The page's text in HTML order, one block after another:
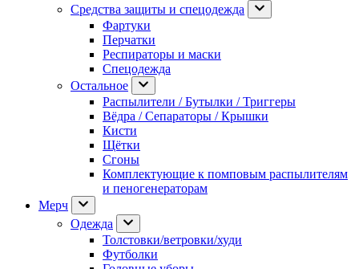
Средства защиты и спецодежда
Фартуки
Перчатки
Респираторы и маски
Спецодежда
Остальное
Распылители / Бутылки / Триггеры
Вёдра / Сепараторы / Крышки
Кисти
Щётки
Сгоны
Комплектующие к помповым распылителям
и пеногенераторам
Мерч
Одежда
Толстовки/ветровки/худи
Футболки